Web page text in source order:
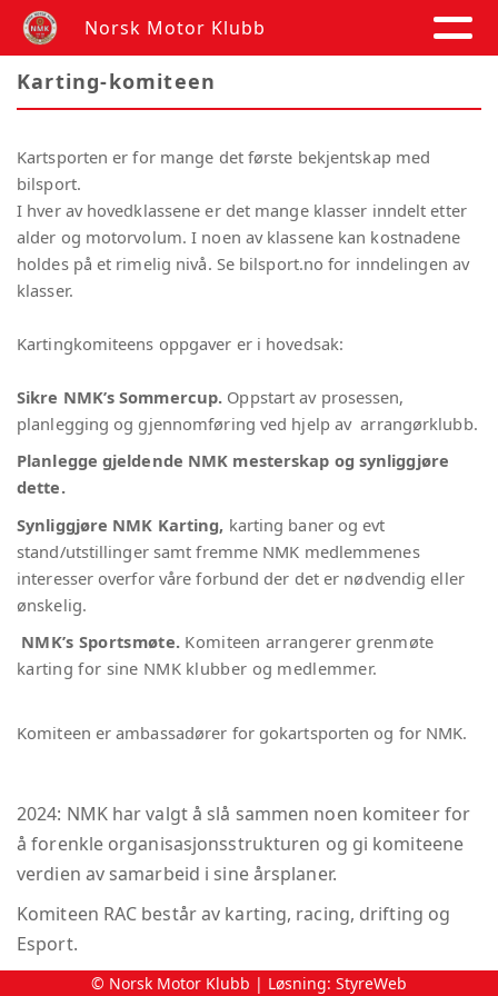
Norsk Motor Klubb
Karting-komiteen
Kartsporten er for mange det første bekjentskap med
bilsport.
I hver av hovedklassene er det mange klasser inndelt etter
alder og motorvolum. I noen av klassene kan kostnadene
holdes på et rimelig nivå. Se bilsport.no for inndelingen av
klasser.
Kartingkomiteens oppgaver er i hovedsak:
Sikre NMK’s Sommercup. Oppstart av prosessen,
planlegging og gjennomføring ved hjelp av arrangørklubb.
Planlegge gjeldende NMK mesterskap og synliggjøre
dette.
Synliggjøre NMK Karting, karting baner og evt
stand/utstillinger samt fremme NMK medlemmenes
interesser overfor våre forbund der det er nødvendig eller
ønskelig.
NMK’s Sportsmøte. Komiteen arrangerer grenmøte
karting for sine NMK klubber og medlemmer.
Komiteen er ambassadører for gokartsporten og for NMK.
2024: NMK har valgt å slå sammen noen komiteer for
å forenkle organisasjonsstrukturen og gi komiteene
verdien av samarbeid i sine årsplaner.
Komiteen RAC består av karting, racing, drifting og
Esport.
© Norsk Motor Klubb | Løsning: StyreWeb